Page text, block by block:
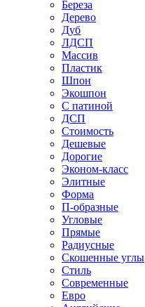
Береза
Дерево
Дуб
ЛДСП
Массив
Пластик
Шпон
Экошпон
С патиной
ДСП
Стоимость
Дешевые
Дорогие
Эконом-класс
Элитные
Форма
П-образные
Угловые
Прямые
Радиусные
Скошенные углы
Стиль
Современные
Евро